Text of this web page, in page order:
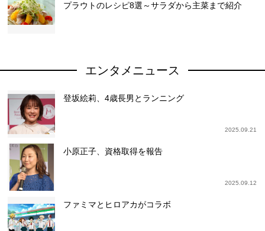
プラウトのレシピ8選～サラダから主菜まで紹介
エンタメニュース
登坂絵莉、4歳長男とランニング
2025.09.21
小原正子、資格取得を報告
2025.09.12
ファミマとヒロアカがコラボ